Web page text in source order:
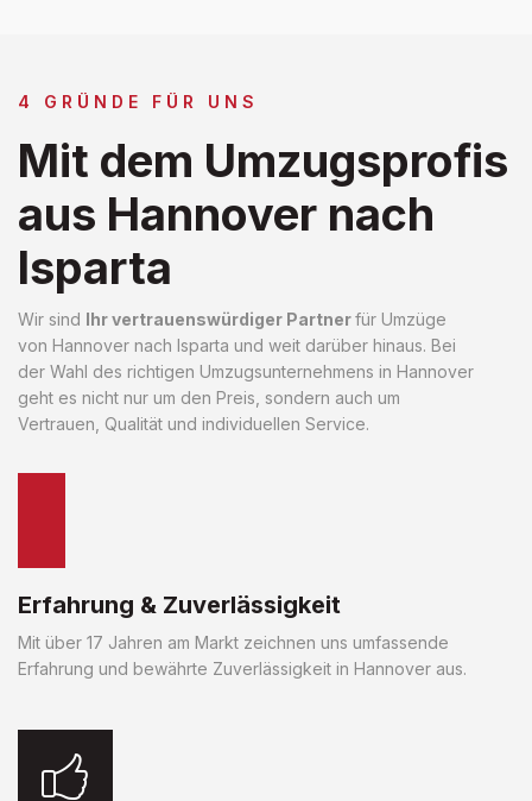
4 GRÜNDE FÜR UNS
Mit dem Umzugsprofis
aus Hannover nach
Isparta
Wir sind Ihr vertrauenswürdiger Partnerfür Umzüge
von Hannover nach Isparta und weit darüber hinaus. Bei
der Wahl des richtigen Umzugsunternehmens in Hannover
geht es nicht nur um den Preis, sondern auch um
Vertrauen, Qualität und individuellen Service.
Erfahrung & Zuverlässigkeit
Mit über 17 Jahren am Markt zeichnen uns umfassende
Erfahrung und bewährte Zuverlässigkeit in Hannover aus.